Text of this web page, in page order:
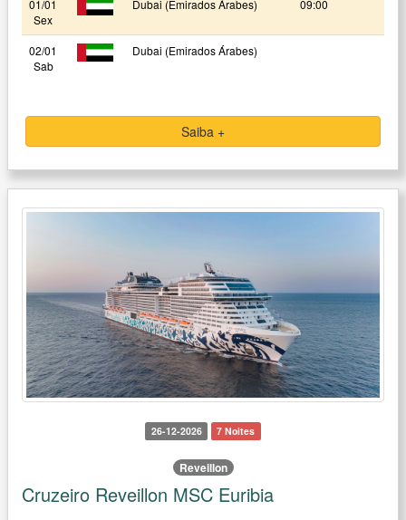
01/01
Sex
Dubai (Emirados Árabes) 09:00
02/01
Sab
Dubai (Emirados Árabes)
Saiba +
26-12-2026 7 Noites
Reveillon
Cruzeiro Reveillon MSC Euribia